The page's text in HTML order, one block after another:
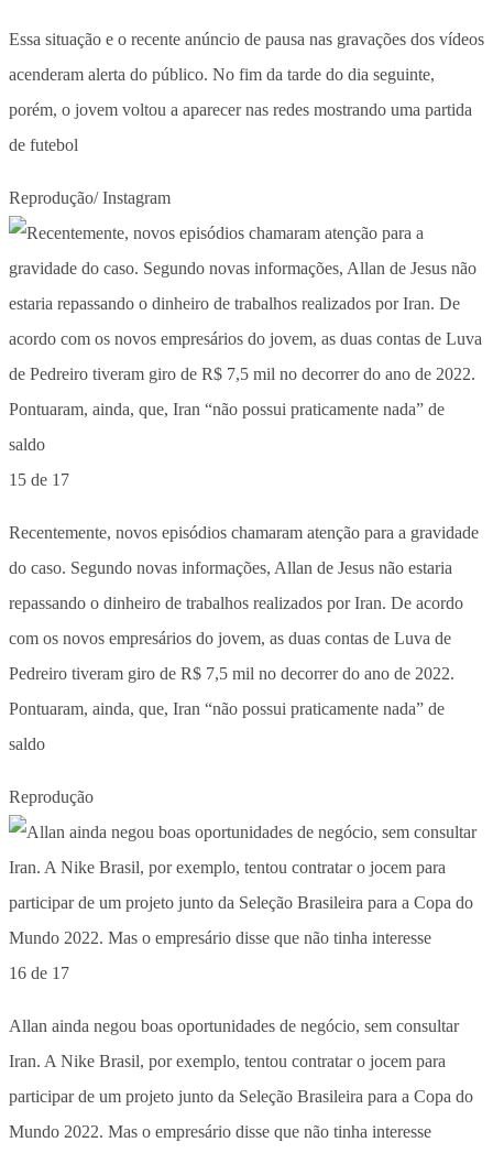
Essa situação e o recente anúncio de pausa nas gravações dos vídeos
acenderam alerta do público. No fim da tarde do dia seguinte,
porém, o jovem voltou a aparecer nas redes mostrando uma partida
de futebol
Reprodução/ Instagram
15 de 17
Recentemente, novos episódios chamaram atenção para a gravidade
do caso. Segundo novas informações, Allan de Jesus não estaria
repassando o dinheiro de trabalhos realizados por Iran. De acordo
com os novos empresários do jovem, as duas contas de Luva de
Pedreiro tiveram giro de R$ 7,5 mil no decorrer do ano de 2022.
Pontuaram, ainda, que, Iran “não possui praticamente nada” de
saldo
Reprodução
16 de 17
Allan ainda negou boas oportunidades de negócio, sem consultar
Iran. A Nike Brasil, por exemplo, tentou contratar o jocem para
participar de um projeto junto da Seleção Brasileira para a Copa do
Mundo 2022. Mas o empresário disse que não tinha interesse